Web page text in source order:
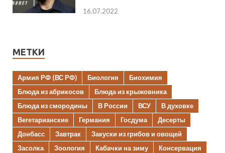
16.07.2022
МЕТКИ
Армия РФ (ВС РФ) Биология
Биохимия
Блюда из абрикосов
Блюда из крыжовника
Блюда из смородины
В России ВСУ
В духовке
Вегетарианские
Германия Госдума
Десерты
Донбасс
Завтрак
Закуски из грибов и овощей
Засолка
Зоология Кабачки на зиму
Консервация